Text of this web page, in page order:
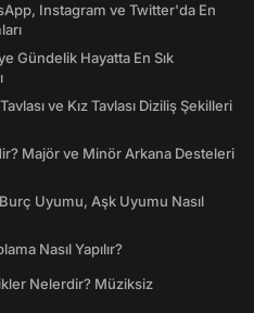
Instagram ve Twitter'da En
Gündelik Hayatta En Sık
ve Kız Tavlası Diziliş Şekilleri
Majör ve Minör Arkana Desteleri
Uyumu, Aşk Uyumu Nasıl
Nasıl Yapılır?
Nelerdir? Müziksiz